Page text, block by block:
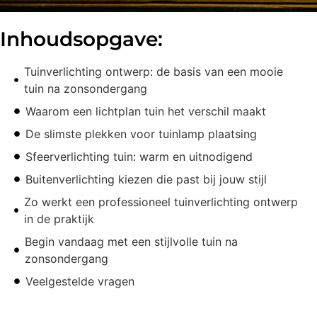
Inhoudsopgave:
Tuinverlichting ontwerp: de basis van een mooie
tuin na zonsondergang
Waarom een lichtplan tuin het verschil maakt
De slimste plekken voor tuinlamp plaatsing
Sfeerverlichting tuin: warm en uitnodigend
Buitenverlichting kiezen die past bij jouw stijl
Zo werkt een professioneel tuinverlichting ontwerp
in de praktijk
Begin vandaag met een stijlvolle tuin na
zonsondergang
Veelgestelde vragen